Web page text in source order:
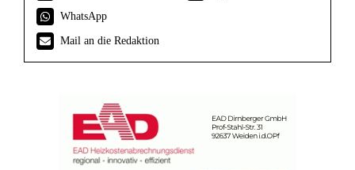
WhatsApp
Mail an die Redaktion